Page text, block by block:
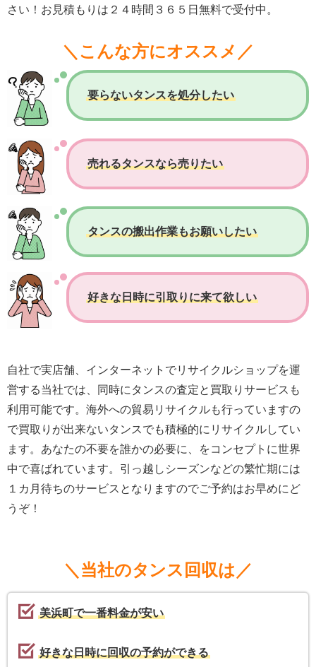
さい！お見積もりは２４時間３６５日無料で受付中。
＼こんな方にオススメ／
要らないタンスを処分したい
売れるタンスなら売りたい
タンスの搬出作業もお願いしたい
好きな日時に引取りに来て欲しい
自社で実店舗、インターネットでリサイクルショップを運
営する当社では、同時にタンスの査定と買取りサービスも
利用可能です。海外への貿易リサイクルも行っていますの
で買取りが出来ないタンスでも積極的にリサイクルしてい
ます。あなたの不要を誰かの必要に、をコンセプトに世界
中で喜ばれています。引っ越しシーズンなどの繁忙期には
１カ月待ちのサービスとなりますのでご予約はお早めにど
うぞ！
＼当社のタンス回収は／
美浜町で一番料金が安い
好きな日時に回収の予約ができる